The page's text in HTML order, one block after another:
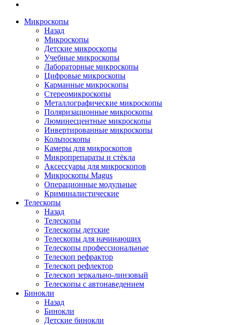
Микроскопы
Назад
Микроскопы
Детские микроскопы
Учебные микроскопы
Лабораторные микроскопы
Цифровые микроскопы
Карманные микроскопы
Стереомикроскопы
Металлографические микроскопы
Поляризационные микроскопы
Люминесцентные микроскопы
Инвертированные микроскопы
Кольпоскопы
Камеры для микроскопов
Микропрепараты и стёкла
Аксессуары для микроскопов
Микроскопы Magus
Операционные модульные
Криминалистические
Телескопы
Назад
Телескопы
Телескопы детские
Телескопы для начинающих
Телескопы профессиональные
Телескоп рефрактор
Телескоп рефлектор
Телескоп зеркально-линзовый
Телескопы с автонаведением
Бинокли
Назад
Бинокли
Детские бинокли